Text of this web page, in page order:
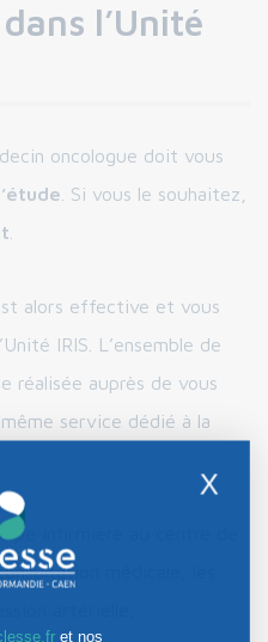
l’Unité
oncologue doit vous
. Si vous le souhaitez,
alors effective et vous
IRIS. L’ensemble de
réalisée auprès de vous
service dédié à la
infirmière au centre de
médicale, les
X
et nos